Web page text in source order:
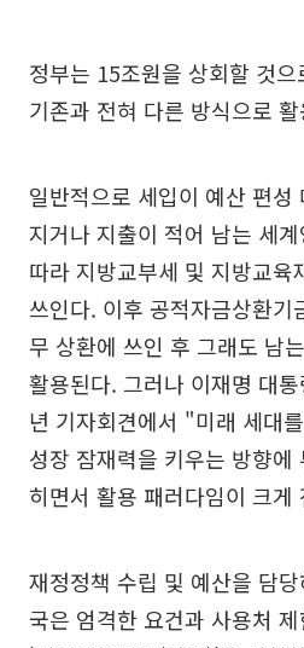
정부는 15조원을 상회할 것
기존과 전혀 다른 방식으로
일반적으로 세입이 예산 편
지거나 지출이 적어 남는 세
따라 지방교부세 및 지방교육
쓰인다. 이후 공적자금상환기
무 상환에 쓰인 후 그래도 남
활용된다. 그러나 이재명 대
년 기자회견에서 "미래 세대
성장 잠재력을 키우는 방향
히면서 활용 패러다임이 크게
재정정책 수립 및 예산을 담
국은 엄격한 요건과 사용처